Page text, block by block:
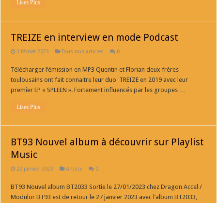
Lisez Plus
TREIZE en interview en mode Podcast
3 février 2023 Tous nos articles 0
Télécharger l‘émission en MP3 Quentin et Florian deux frères
toulousains ont fait connaitre leur duo TREIZE en 2019 avec leur
premier EP « SPLEEN ». Fortement influencés par les groupes …
Lisez Plus
BT93 Nouvel album à découvrir sur Playlist
Music
22 janvier 2023 Artiste 0
BT93 Nouvel album BT2033 Sortie le 27/01/2023 chez Dragon Accel /
Modulor BT93 est de retour le 27 janvier 2023 avec l’album BT2033,